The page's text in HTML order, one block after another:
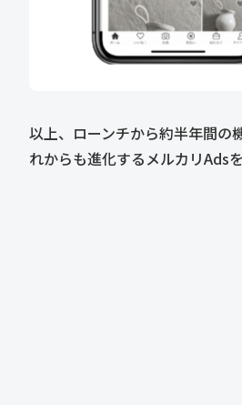
以上、ローンチから約半年間の
れからも進化するメルカリAds